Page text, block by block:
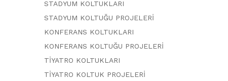
STADYUM KOLTUKLARI
STADYUM KOLTUĞU PROJELERİ
KONFERANS KOLTUKLARI
KONFERANS KOLTUĞU PROJELERİ
TİYATRO KOLTUKLARI
TİYATRO KOLTUK PROJELERİ